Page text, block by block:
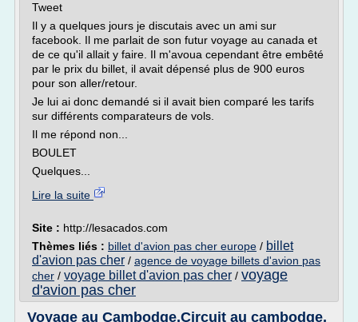
Tweet
Il y a quelques jours je discutais avec un ami sur
facebook. Il me parlait de son futur voyage au canada et
de ce qu'il allait y faire. Il m'avoua cependant être embêté
par le prix du billet, il avait dépensé plus de 900 euros
pour son aller/retour.
Je lui ai donc demandé si il avait bien comparé les tarifs
sur différents comparateurs de vols.
Il me répond non...
BOULET
Quelques...
Lire la suite
Site : http://lesacados.com
Thèmes liés : billet d'avion pas cher europe / billet
d'avion pas cher / agence de voyage billets d'avion pas
cher / voyage billet d'avion pas cher / voyage
d'avion pas cher
Voyage au Cambodge,Circuit au cambodge,